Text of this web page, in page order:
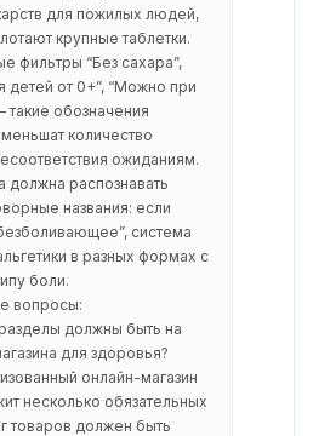
для пожилых людей,
крупные таблетки.
фильтры “Без сахара”,
детей от 0+”, “Можно при
обозначения
количество
ожиданиям.
должна распознавать
названия: если
система
в разных формах с
боли.
вопросы:
должны быть на
для здоровья?
онлайн-магазин
несколько обязательных
товаров должен быть